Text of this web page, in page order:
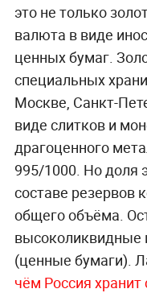
это не только
валюта в виде
ценных бумаг.
специальных
Москве, Санкт-
виде слитков и
драгоценного
995/1000. Но доля
составе резервов
общего объёма.
высоколиквидные
(ценные бумаги).
чём Россия